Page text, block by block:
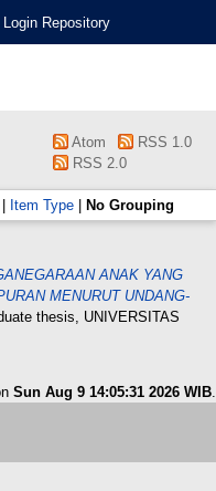
Login Repository
Atom
RSS 1.0
RSS 2.0
Item Type No Grouping
ANAK YANG
MENURUT UNDANG-
thesis, UNIVERSITAS
Sun Aug 9 14:05:31 2026 WIB.